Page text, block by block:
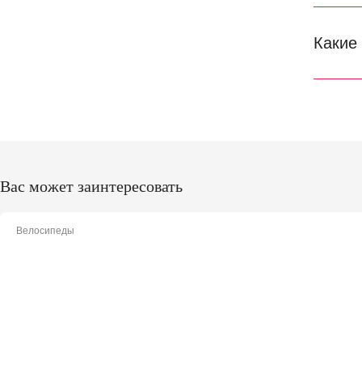
Вас может заинтересовать
Велосипеды